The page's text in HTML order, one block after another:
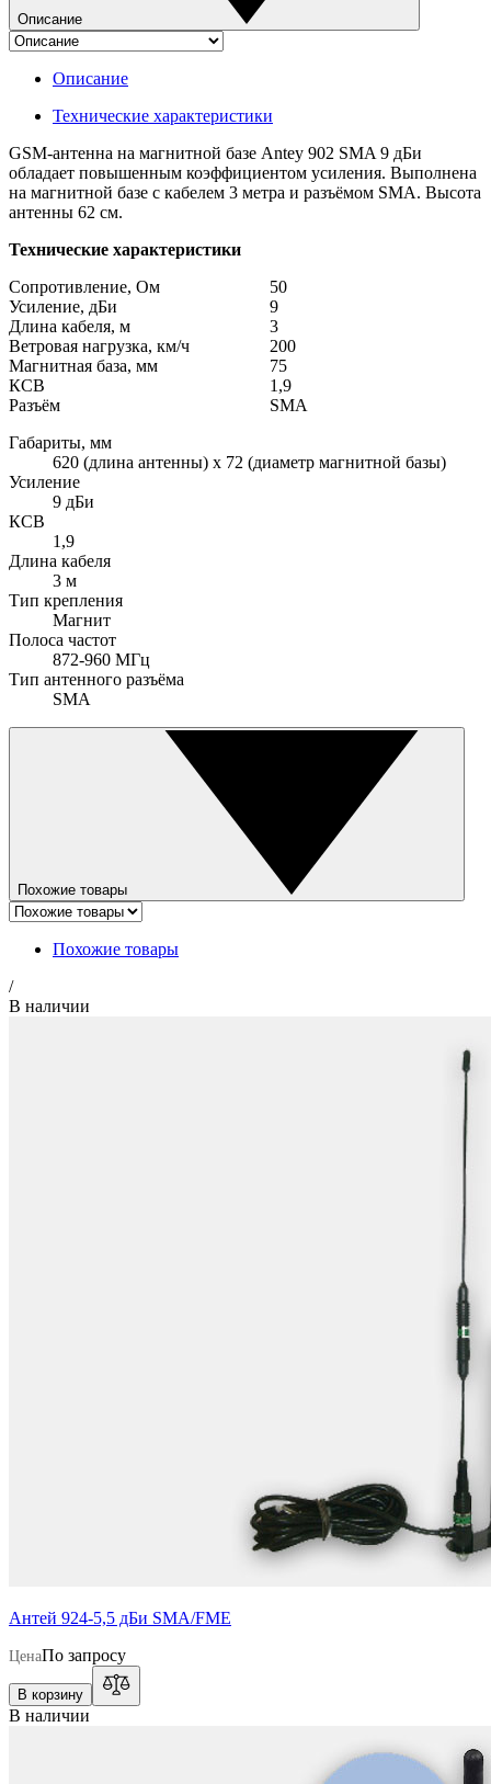
Описание
Описание
Технические характеристики
GSM-антенна на магнитной базе Antey 902 SMA 9 дБи
обладает повышенным коэффициентом усиления. Выполнена
на магнитной базе с кабелем 3 метра и разъёмом SMA. Высота
антенны 62 см.
Технические характеристики
Сопротивление, Ом
50
Усиление, дБи
9
Длина кабеля, м
3
Ветровая нагрузка, км/ч
200
Магнитная база, мм
75
КСВ
1,9
Разъём
SMA
Габариты, мм
620 (длина антенны) х 72 (диаметр магнитной базы)
Усиление
9 дБи
КСВ
1,9
Длина кабеля
3 м
Тип крепления
Магнит
Полоса частот
872-960 МГц
Тип антенного разъёма
SMA
Похожие товары
Похожие товары
/
В наличии
Антей 924-5,5 дБи SMA/FME
ЦенаПо запросу
В корзину
В наличии